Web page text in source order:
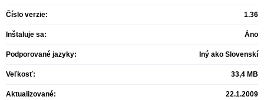
Číslo verzie: 1.36
Inštaluje sa: Áno
Podporované jazyky: Iný ako Slovenskí
Veľkosť: 33,4 MB
Aktualizované: 22.1.2009